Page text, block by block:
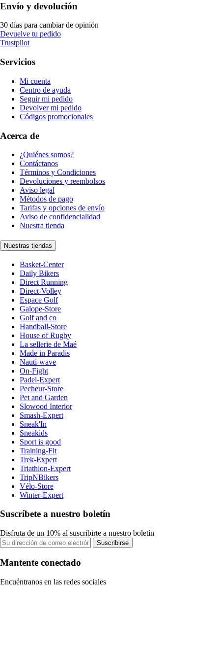
Envío y devolución
30 días para cambiar de opinión
Devuelve tu pedido
Trustpilot
Servicios
Mi cuenta
Centro de ayuda
Seguir mi pedido
Devolver mi pedido
Códigos promocionales
Acerca de
¿Quiénes somos?
Contáctanos
Términos y Condiciones
Devoluciones y reembolsos
Aviso legal
Métodos de pago
Tarifas y opciones de envío
Aviso de confidencialidad
Nuestra tienda
Nuestras tiendas
Basket-Center
Daily Bikers
Direct Running
Direct-Volley
Espace Golf
Galope-Store
Golf and co
Handball-Store
House of Rugby
La sellerie de Maé
Made in Paradis
Nauti-wave
On-Fight
Padel-Expert
Pecheur-Store
Pet and Garden
Slowood Interior
Smash-Expert
Sneak'In
Sneakids
Sport is good
Training-Fit
Trek-Expert
Triathlon-Expert
TripNBikers
Vélo-Store
Winter-Expert
Suscríbete a nuestro boletín
Disfruta de un 10% al suscribirte a nuestro boletín
Suscribirse
Mantente conectado
Encuéntranos en las redes sociales